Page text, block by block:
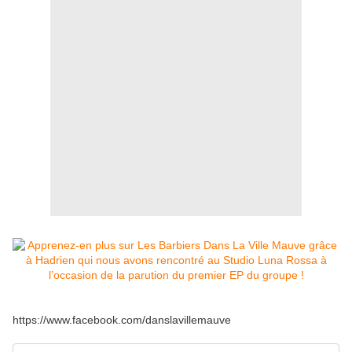
https://www.facebook.com/danslavillemauve